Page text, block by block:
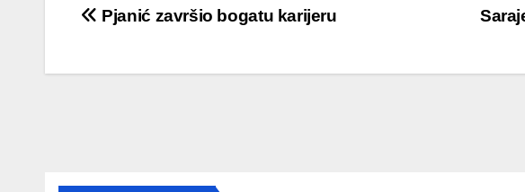
Post
Pjanić završio bogatu karijeru